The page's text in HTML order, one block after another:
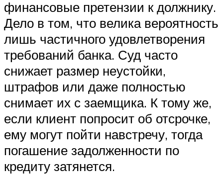
финансовые претензии к должнику.
Дело в том, что велика вероятность
лишь частичного удовлетворения
требований банка. Суд часто
снижает размер неустойки,
штрафов или даже полностью
снимает их с заемщика. К тому же,
если клиент попросит об отсрочке,
ему могут пойти навстречу, тогда
погашение задолженности по
кредиту затянется.